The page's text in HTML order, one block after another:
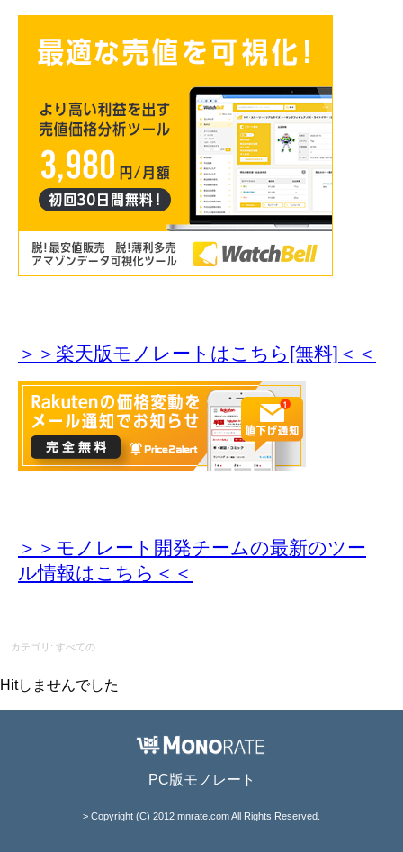
＞＞楽天版モノレートはこちら[無料]＜＜
＞＞モノレート開発チームの最新のツー
ル情報はこちら＜＜
カテゴリ: すべての
Hitしませんでした
PC版モノレート
> Copyright (C) 2012 mnrate.com All Rights Reserved.